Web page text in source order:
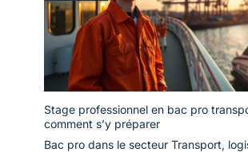
Stage professionnel en bac pro
comment s’y préparer
Bac pro dans le secteur Transport,